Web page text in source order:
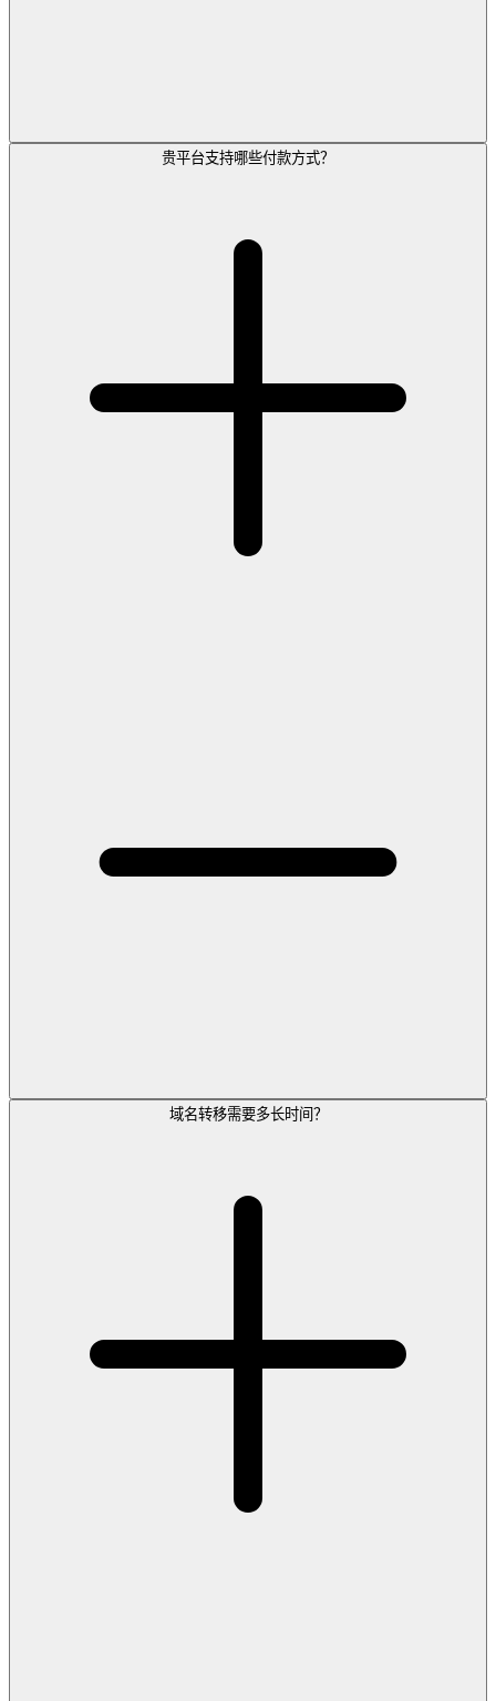
贵平台支持哪些付款方式？
域名转移需要多长时间？